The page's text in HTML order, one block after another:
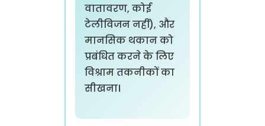
वातावरण, कोई
टेलीविजन नहीं), और
मानसिक थकान को
प्रबंधित करने के लिए
विश्राम तकनीकों का
सीखना।